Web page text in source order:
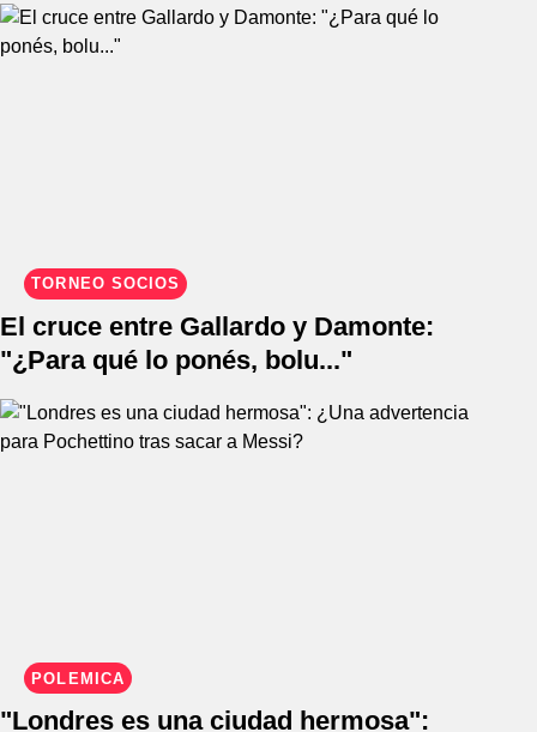
TORNEO SOCIOS
El cruce entre Gallardo y Damonte:
"¿Para qué lo ponés, bolu..."
POLÉMICA
"Londres es una ciudad hermosa":